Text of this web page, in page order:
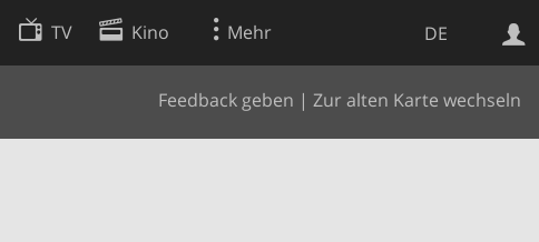
DE
TV Kino Mehr
Feedback geben | Zur alten Karte wechseln
Websuche